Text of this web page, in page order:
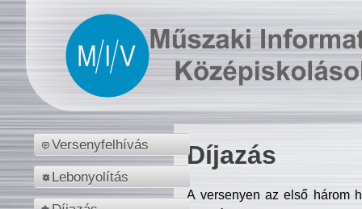
Versenyfelhívás
Lebonyolítás
Díjazás
A versenyen az első három